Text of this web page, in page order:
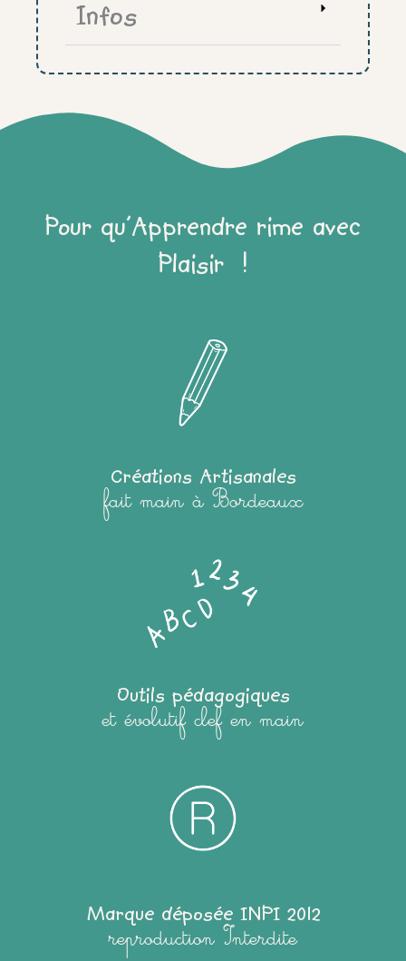
Infos
Pour qu'Apprendre rime avec
Plaisir !
Créations Artisanales
fait main à Bordeaux
Outils pédagogiques
et évolutif clef en main
Marque déposée INPI 2012
reproduction Interdite